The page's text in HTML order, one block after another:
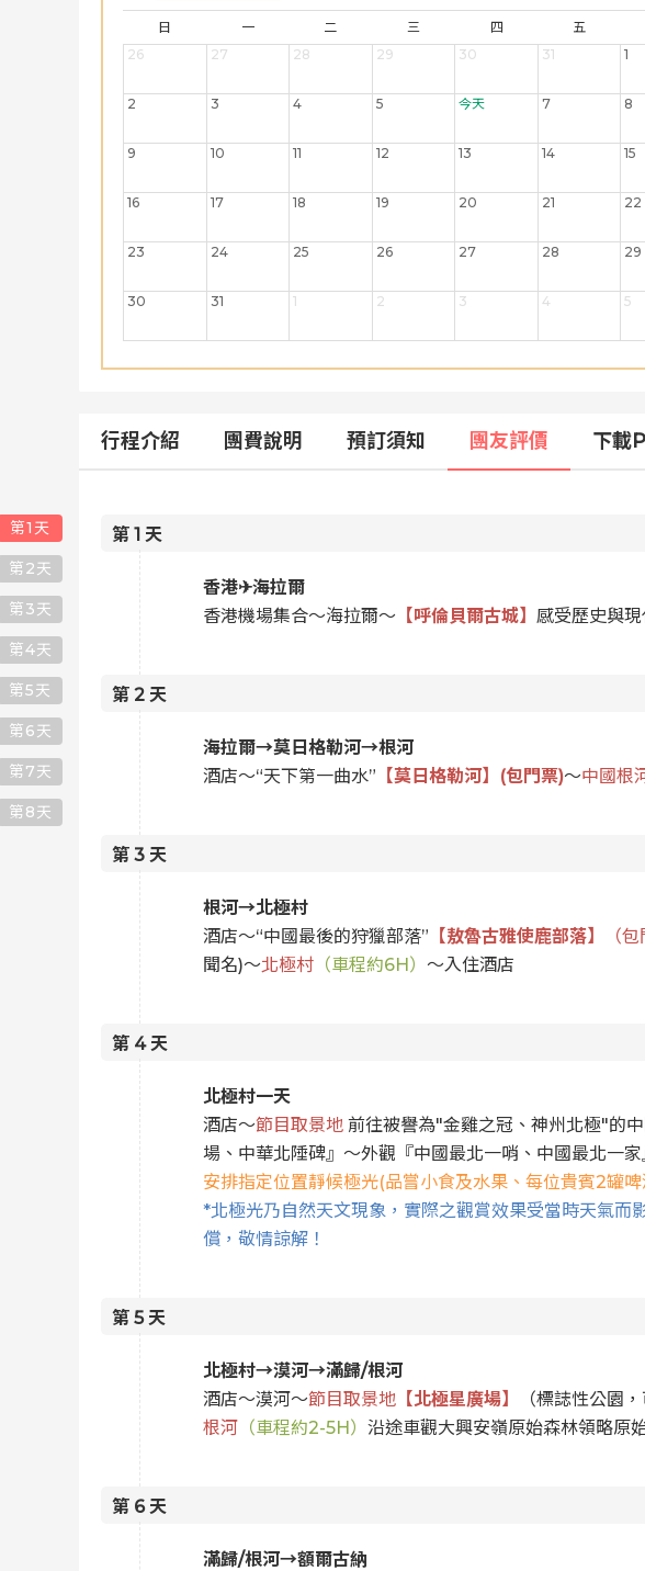
日 一 二 三 四 五
26
27 28 29 30 31 1
2 3 4 5 今天 7 8
9 10 11 12 13 14 15
16 17 18 19 20 21 22
23 24 25 26 27 28 29
30 31 1 2 3 4 5
行程介紹 團費說明 預訂須知 團友評價 下載
第1 天
第2天
第3天
第4天
第5天
第6天
第7天
第8天
第 1 天
香港✈海拉爾
香港機場集合～海拉爾～ 【呼倫貝爾古城】 感受歷史與
第 2 天
海拉爾→莫日格勒河→根河
酒店～“天下第一曲水” 【莫日格勒河】(包門票)～中國根
第 3 天
根河→北極村
酒店～“中國最後的狩獵部落” 【敖魯古雅使鹿部落】 （
聞名)～北極村 （車程約6H） ～入住酒店
第 4 天
北極村一天
酒店～節目取景地 前往被譽為"金雞之冠、神州北極"的
場、中華北陲碑』～外觀『中國最北一哨、中國最北一家
安排指定位置靜候極光(品嘗小食及水果、每位貴賓2罐
*北極光乃自然天文現象，實際之觀賞效果受當時天氣
償，敬情諒解！
第 5 天
北極村→漠河→滿歸/根河
酒店～漠河～節目取景地 【北極星廣場】 （標誌性公園
根河 （車程約2-5H） 沿途車觀大興安嶺原始森林領略原
第 6 天
滿歸/根河→額爾古納